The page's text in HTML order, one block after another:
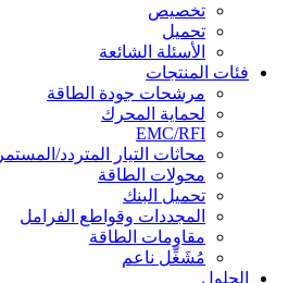
تخصيص
تحميل
الأسئلة الشائعة
فئات المنتجات
مرشحات جودة الطاقة
لحماية المحرك
EMC/RFI
محاثات التيار المتردد/المستمر
محولات الطاقة
تحميل البنك
المجددات وقواطع الفرامل
مقاومات الطاقة
مُشَغِّل ناعم
الحلول